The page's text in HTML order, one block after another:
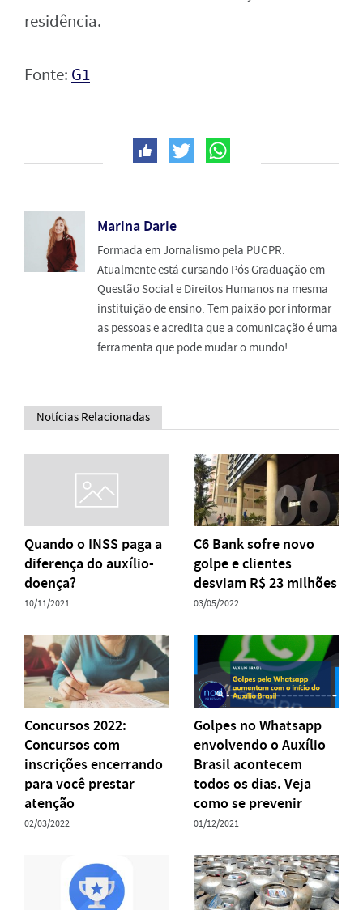
residência.
Fonte: G1
Marina Darie
Formada em Jornalismo pela PUCPR.
Atualmente está cursando Pós Graduação em
Questão Social e Direitos Humanos na mesma
instituição de ensino. Tem paixão por informar
as pessoas e acredita que a comunicação é uma
ferramenta que pode mudar o mundo!
Notícias Relacionadas
Quando o INSS paga a
diferença do auxílio-
doença?
10/11/2021
C6 Bank sofre novo
golpe e clientes
desviam R$ 23 milhões
03/05/2022
Concursos 2022:
Concursos com
inscrições encerrando
para você prestar
atenção
02/03/2022
Golpes no Whatsapp
envolvendo o Auxílio
Brasil acontecem
todos os dias. Veja
como se prevenir
01/12/2021